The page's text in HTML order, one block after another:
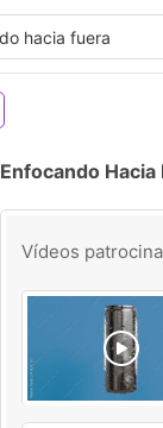
Enfocando
Vídeos